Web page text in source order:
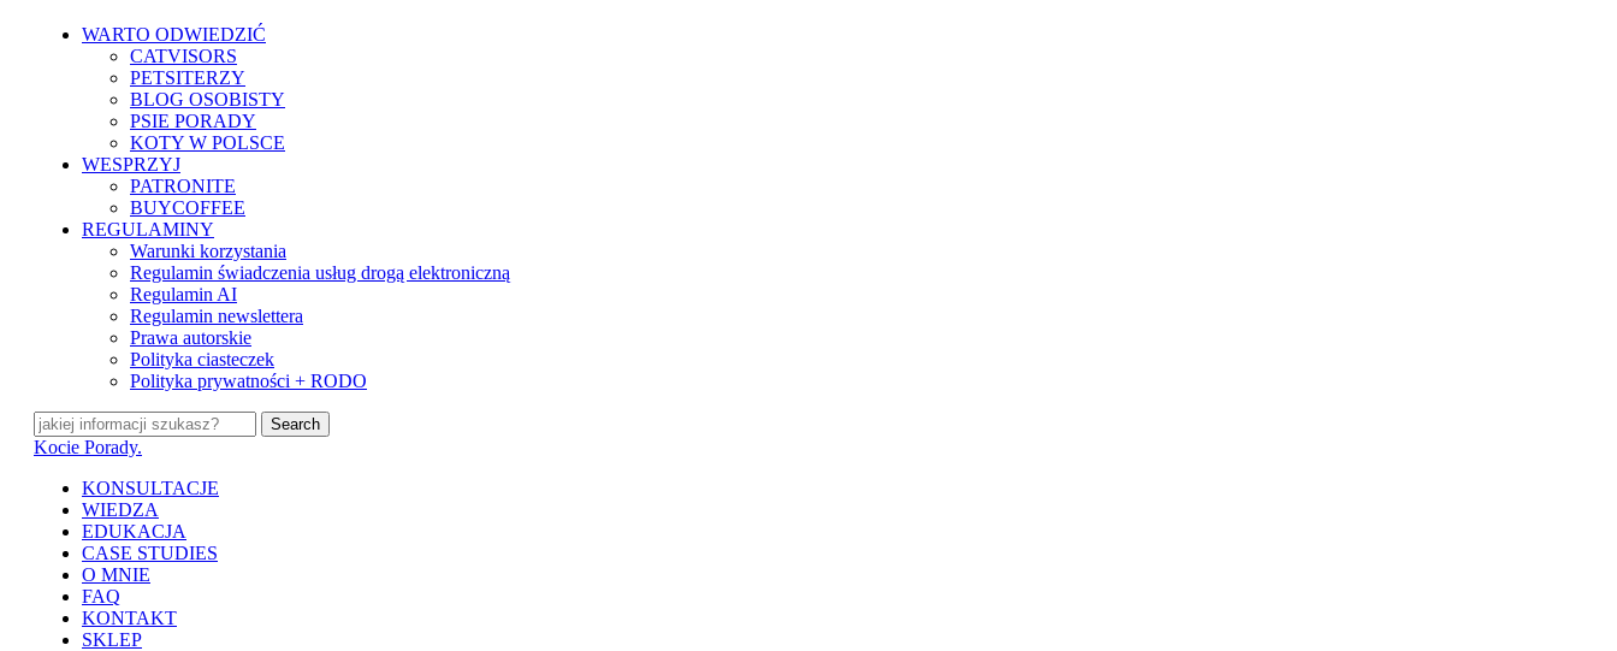
WARTO ODWIEDZIĆ
CATVISORS
PETSITERZY
BLOG OSOBISTY
PSIE PORADY
KOTY W POLSCE
WESPRZYJ
PATRONITE
BUYCOFFEE
REGULAMINY
Warunki korzystania
Regulamin świadczenia usług drogą elektroniczną
Regulamin AI
Regulamin newslettera
Prawa autorskie
Polityka ciasteczek
Polityka prywatności + RODO
Search
Close
Kocie Porady.
search
Menu
KONSULTACJE
WIEDZA
EDUKACJA
CASE STUDIES
O MNIE
FAQ
KONTAKT
SKLEP